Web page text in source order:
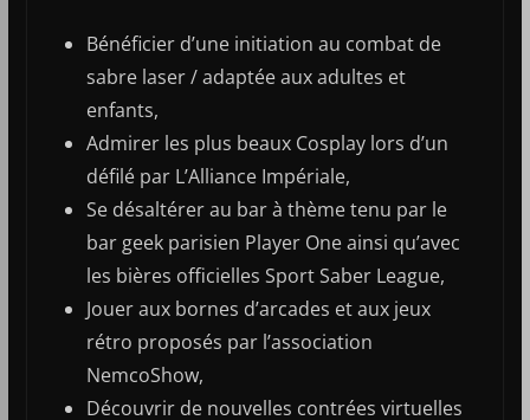
Bénéficier d’une initiation au combat de
sabre laser / adaptée aux adultes et
enfants,
Admirer les plus beaux Cosplay lors d’un
défilé par L’Alliance Impériale,
Se désaltérer au bar à thème tenu par le
bar geek parisien Player One ainsi qu’avec
les bières officielles Sport Saber League,
Jouer aux bornes d’arcades et aux jeux
rétro proposés par l’association
NemcoShow,
Découvrir de nouvelles contrées virtuelles